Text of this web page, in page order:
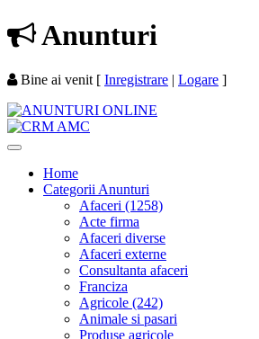
Anunturi
Bine ai venit [ Inregistrare | Logare ]
Home
Categorii Anunturi
Afaceri (1258)
Acte firma
Afaceri diverse
Afaceri externe
Consultanta afaceri
Franciza
Agricole (242)
Animale si pasari
Produse agricole